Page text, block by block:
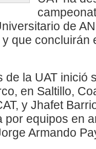
de
que concluirán
de la UAT inició
en Saltillo,
y Jhafet
por equipos en
Armando